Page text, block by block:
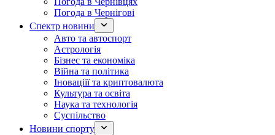
Погода в Чернігові
Спектр новини
Авто та автоспорт
Астрологія
Бізнес та економіка
Війна та політика
Іноваціії та криптовалюта
Культура та освіта
Наука та технологія
Суспільство
Новини спорту